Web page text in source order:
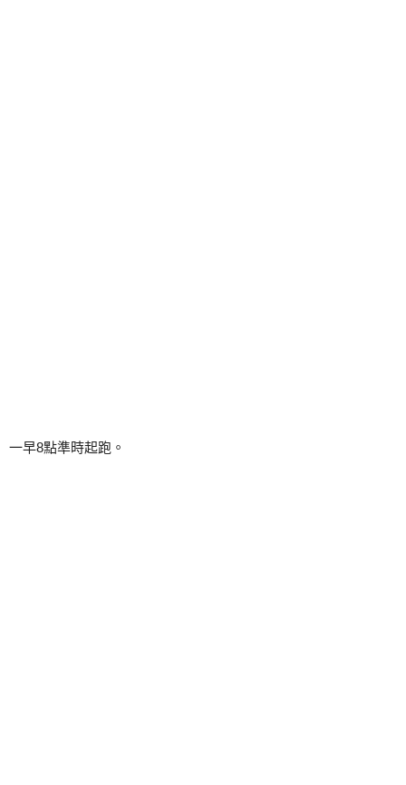
一早8點準時起跑。